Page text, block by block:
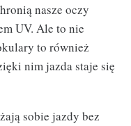
nasze oczy
UV. Ale to nie
to również
nim jazda staje się
sobie jazdy bez